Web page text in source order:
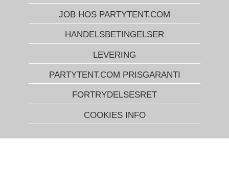
JOB HOS PARTYTENT.COM
HANDELSBETINGELSER
LEVERING
PARTYTENT.COM PRISGARANTI
FORTRYDELSESRET
COOKIES INFO